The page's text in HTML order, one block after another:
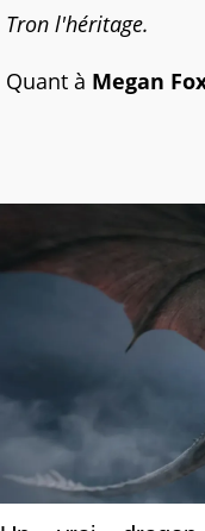
Tron l'héritage.
Quant à Megan